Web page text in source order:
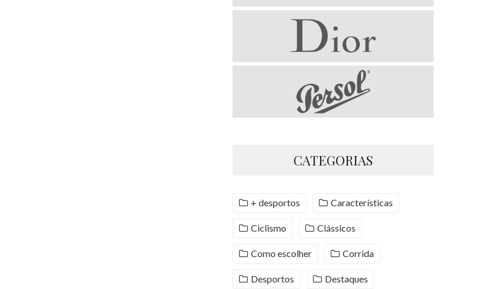
CATEGORIAS
+ desportos Características
Ciclismo Clássicos
Como escolher Corrida
Desportos Destaques